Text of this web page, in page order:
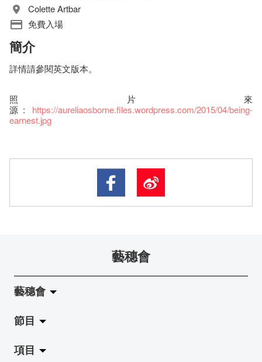
Colette Artbar
免費入場
簡介
詳情請參閱英文版本。
照片來
源: https://aureliaosborne.files.wordpress.com/2015/04/being-
earnest.jpg
藝穗會
藝穗會
關於藝穗會
藝穗會的演化
節目
拉闊
項目